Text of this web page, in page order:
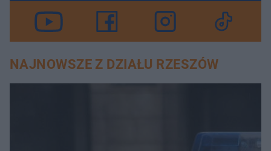
NAJNOWSZE Z DZIAŁU RZESZÓW